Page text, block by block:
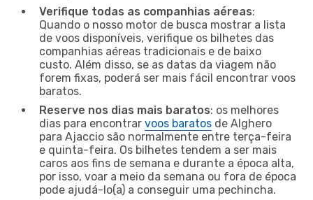
Verifique todas as companhias aéreas:
Quando o nosso motor de busca mostrar a lista
de voos disponíveis, verifique os bilhetes das
companhias aéreas tradicionais e de baixo
custo. Além disso, se as datas da viagem não
forem fixas, poderá ser mais fácil encontrar voos
baratos.
Reserve nos dias mais baratos: os melhores
dias para encontrar voos baratos de Alghero
para Ajaccio são normalmente entre terça-feira
e quinta-feira. Os bilhetes tendem a ser mais
caros aos fins de semana e durante a época alta,
por isso, voar a meio da semana ou fora de época
pode ajudá-lo(a) a conseguir uma pechincha.